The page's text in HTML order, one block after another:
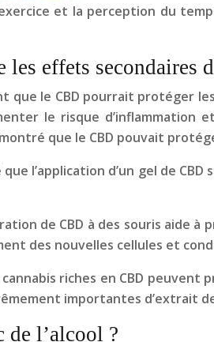
et la perception du
effets secondaires
le CBD pourrait protéger
le risque
que le CBD pouvait
l’application d’un gel de
de CBD à des souris aide
des nouvelles cellules et
riches en CBD
importantes d’extrait
de l’alcool ?